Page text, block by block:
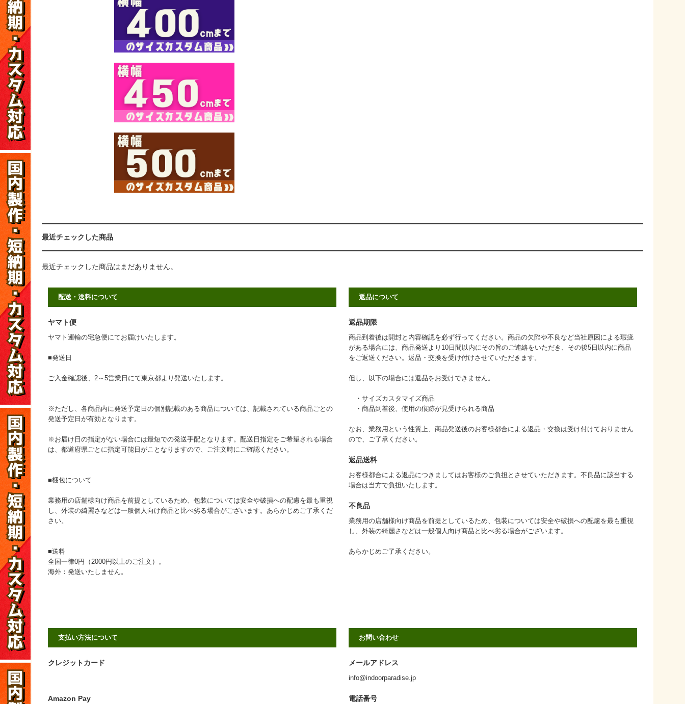
最近チェックした商品
最近チェックした商品はまだありません。
配送・送料について
ヤマト便
ヤマト運輸の宅急便にてお届けいたします。
■発送日
ご入金確認後、2～5営業日にて東京都より発送いたします。
※ただし、各商品内に発送予定日の個別記載のある商品については、記載されている商品ごとの
発送予定日が有効となります。
※お届け日の指定がない場合には最短での発送手配となります。配送日指定をご希望される場合
は、都道府県ごとに指定可能日がことなりますので、ご注文時にご確認ください。
■梱包について
業務用の店舗様向け商品を前提としているため、包装については安全や破損への配慮を最も重視
し、外装の綺麗さなどは一般個人向け商品と比べ劣る場合がございます。あらかじめご了承くだ
さい。
■送料
全国一律0円（2000円以上のご注文）。
海外：発送いたしません。
返品について
返品期限
商品到着後は開封と内容確認を必ず行ってください。商品の欠陥や不良など当社原因による瑕疵
がある場合には、商品発送より10日間以内にその旨のご連絡をいただき、その後5日以内に商品
をご返送ください。返品・交換を受け付けさせていただきます。
但し、以下の場合には返品をお受けできません。
・サイズカスタマイズ商品
・商品到着後、使用の痕跡が見受けられる商品
なお、業務用という性質上、商品発送後のお客様都合による返品・交換は受け付けておりません
ので、ご了承ください。
返品送料
お客様都合による返品につきましてはお客様のご負担とさせていただきます。不良品に該当する
場合は当方で負担いたします。
不良品
業務用の店舗様向け商品を前提としているため、包装については安全や破損への配慮を最も重視
し、外装の綺麗さなどは一般個人向け商品と比べ劣る場合がございます。
あらかじめご了承ください。
支払い方法について
クレジットカード
Amazon Pay
お問い合わせ
メールアドレス
info@indoorparadise.jp
電話番号